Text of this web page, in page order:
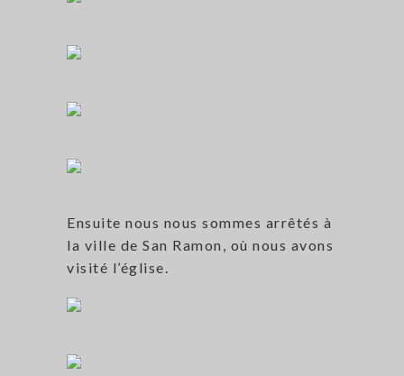
Ensuite nous nous sommes arrêtés à
la ville de San Ramon, où nous avons
visité l’église.